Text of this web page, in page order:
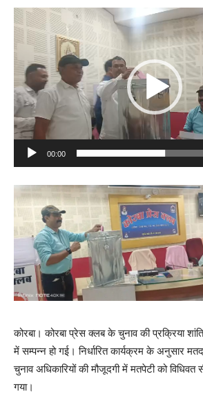
Video
Player
00:00
कोरबा। कोरबा प्रेस क्लब के चुनाव की प्रक्रिया
में सम्पन्न हो गई। निर्धारित कार्यक्रम के अनुसार
चुनाव अधिकारियों की मौजूदगी में मतपेटी को विधिवत
गया।